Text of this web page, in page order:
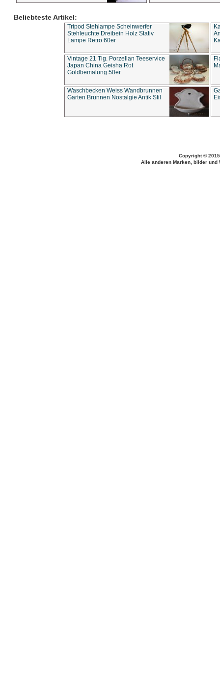
Beliebteste Artikel:
Tripod Stehlampe Scheinwerfer
Stehleuchte Dreibein Holz Stativ
Lampe Retro 60er
Vintage 21 Tlg. Porzellan Teeservice
Japan China Geisha Rot
Goldbemalung 50er
Waschbecken Weiss Wandbrunnen
Garten Brunnen Nostalgie Antik Stil
Copyright ©
Alle anderen Marken, bilder und